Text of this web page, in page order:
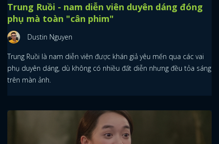
Trung Ruồi - nam diễn viên duyên dáng đóng
phụ mà toàn "cân phim"
Dustin Nguyen
Trung Ruồi là nam diễn viên được khán giả yêu mến qua các vai
phụ duyên dáng, dù không có nhiều đất diễn nhưng đều tỏa sáng
trên màn ảnh.